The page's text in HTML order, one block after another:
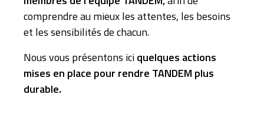
comprendre au mieux les attentes, les besoins
et les sensibilités de chacun.
Nous vous présentons iciquelques actions
mises en place pour rendre TANDEM plus
durable.